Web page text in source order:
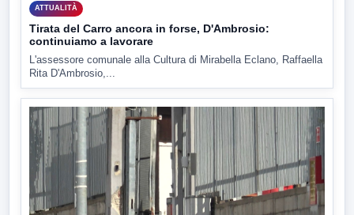
ATTUALITÀ
Tirata del Carro ancora in forse, D'Ambrosio:
continuiamo a lavorare
L'assessore comunale alla Cultura di Mirabella Eclano, Raffaella
Rita D'Ambrosio,...